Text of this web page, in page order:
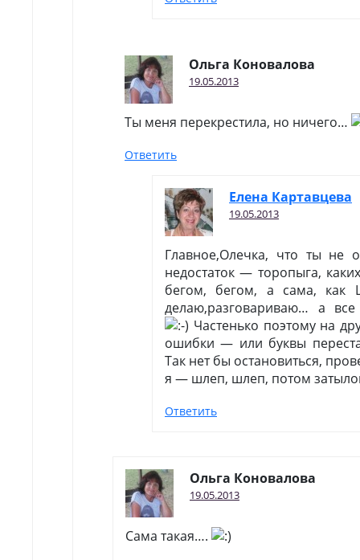
Ольга Коновалова
19.05.2013
Ты меня перекрестила, но ничего…
Ответить
Елена Картавцева
19.05.2013
Главное,Олечка, что ты не
недостаток — торопыга,
бегом, бегом, а сама,
делаю,разговариваю… а
Частенько поэтому на
ошибки — или буквы
Так нет бы остановиться,
я — шлеп, шлеп, потом
Ответить
Ольга Коновалова
19.05.2013
Сама такая….